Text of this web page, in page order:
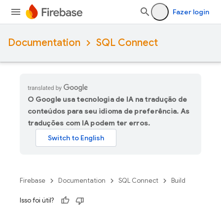
Fazer login
Documentation SQL Connect
O Google usa tecnologia de IA na tradução de
conteúdos para seu idioma de preferência. As
traduções com IA podem ter erros.
Firebase Documentation SQL Connect Build
Isso foi útil?